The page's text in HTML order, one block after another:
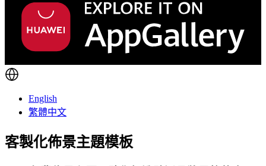
English
繁體中文
客製化佈景主題模板